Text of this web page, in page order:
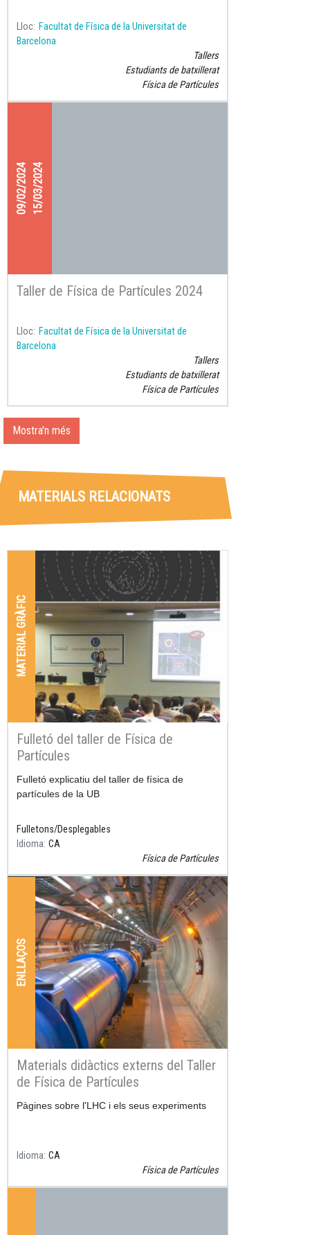
Lloc Facultat de Física de la Universitat de
Barcelona
Tallers
Estudiants de batxillerat
Física de Partícules
09/02/202415/03/2024
Taller de Física de Partícules 2024
Lloc Facultat de Física de la Universitat de
Barcelona
Tallers
Estudiants de batxillerat
Física de Partícules
Mostra'n més
MATERIALS RELACIONATS
MATERIAL GRÀFIC
Fulletó del taller de Física de
Partícules
Resum
Fulletó explicatiu del taller de física de
partícules de la UB
Fulletons/Desplegables
Idioma CA
Física de Partícules
ENLLAÇOS
Materials didàctics externs del Taller
de Física de Partícules
Resum
Pàgines sobre l'LHC i els seus experiments
Idioma CA
Física de Partícules